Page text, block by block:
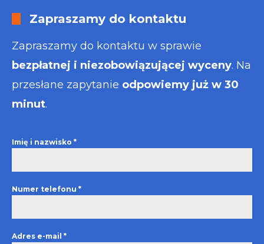
Zapraszamy do kontaktu
Zapraszamy do kontaktu w sprawie
bezpłatnej i niezobowiązującej wyceny. Na
przesłane zapytanie odpowiemy już w 30
minut.
Imię i nazwisko *
Numer telefonu *
Adres e-mail *